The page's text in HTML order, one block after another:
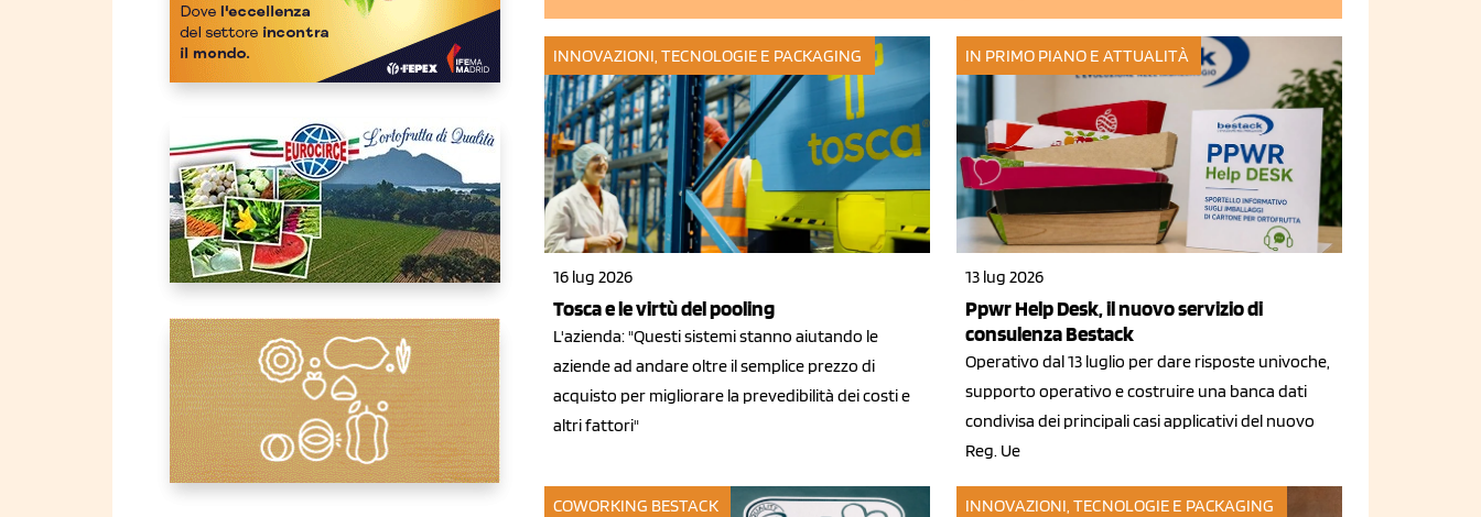
INNOVAZIONI, TECNOLOGIE E PACKAGING
16 lug 2026
Tosca e le virtù del pooling
L'azienda: "Questi sistemi stanno aiutando le
aziende ad andare oltre il semplice prezzo di
acquisto per migliorare la prevedibilità dei costi e
altri fattori"
IN PRIMO PIANO E ATTUALITÀ
13 lug 2026
Ppwr Help Desk, il nuovo servizio di
consulenza Bestack
Operativo dal 13 luglio per dare risposte univoche,
supporto operativo e costruire una banca dati
condivisa dei principali casi applicativi del nuovo
Reg. Ue
COWORKING BESTACK INNOVAZIONI, TECNOLOGIE E PACKAGING